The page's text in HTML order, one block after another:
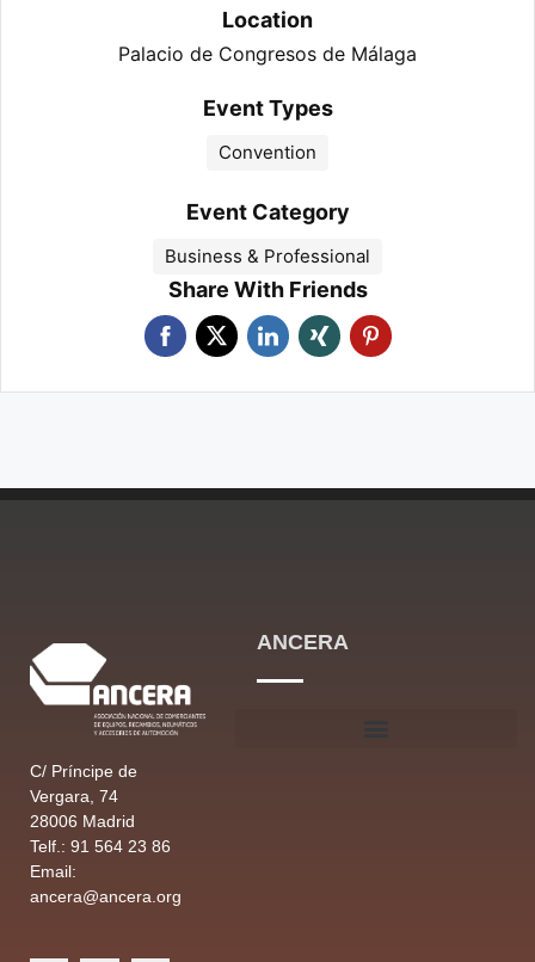
Location
Palacio de Congresos de Málaga
Event Types
Convention
Event Category
Business & Professional
Share With Friends
C/ Príncipe de
Vergara, 74
28006 Madrid
Telf.: 91 564 23 86
Email:
ancera@ancera.org
ANCERA